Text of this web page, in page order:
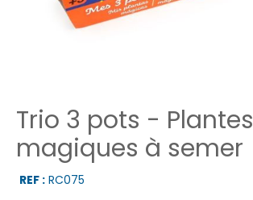
Trio 3 pots - Plantes
magiques à semer
REF : RC075